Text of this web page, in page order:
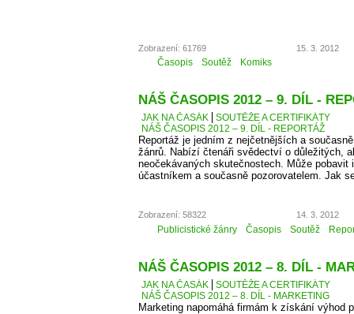
Zobrazení: 61769 15. 3. 2012
Časopis Soutěž Komiks
NÁŠ ČASOPIS 2012 – 9. DÍL -
JAK NA ČASÁK
SOUTĚŽE A CERTIFIKÁTY
NÁŠ ČASOPIS 2012 – 9. DÍL - REPORTÁŽ
Reportáž je jedním z nejčetnějších a
žánrů. Nabízí čtenáři svědectví o důležitých,
neočekávaných skutečnostech. Může pobavit
účastníkem a současně pozorovatelem. Jak
Zobrazení: 58322 14. 3. 2012
Publicistické žánry Časopis Soutěž
NÁŠ ČASOPIS 2012 – 8. DÍL -
JAK NA ČASÁK
SOUTĚŽE A CERTIFIKÁTY
NÁŠ ČASOPIS 2012 – 8. DÍL - MARKETING
Marketing napomáhá firmám k získání výhod